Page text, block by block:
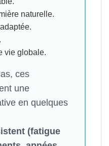
naturelle.
vie globale.
ces
une
en quelques
(fatigue